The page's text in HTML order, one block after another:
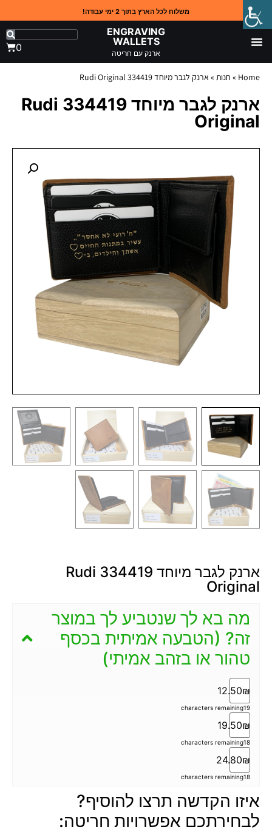
משלוח לכל הארץ בתוך 2 ימי עבודה!
ENGRAVING
WALLETS
ארנק עם חריטה 0
Home
» חנות » ארנק לגבר מיוחד 334419 Rudi Original
ארנק לגבר מיוחד 334419 Rudi
Original
ארנק לגבר מיוחד 334419 Rudi
Original
מה בא לך שנטביע לך במוצר
זה? (הטבעה אמיתית בכסף
טהור או בזהב אמיתי)
12.50₪
19
characters remaining
19.50₪
18
characters remaining
24.80₪
18
characters remaining
איזו הקדשה תרצו להוסיף?
לבחירתכם אפשרויות חריטה: